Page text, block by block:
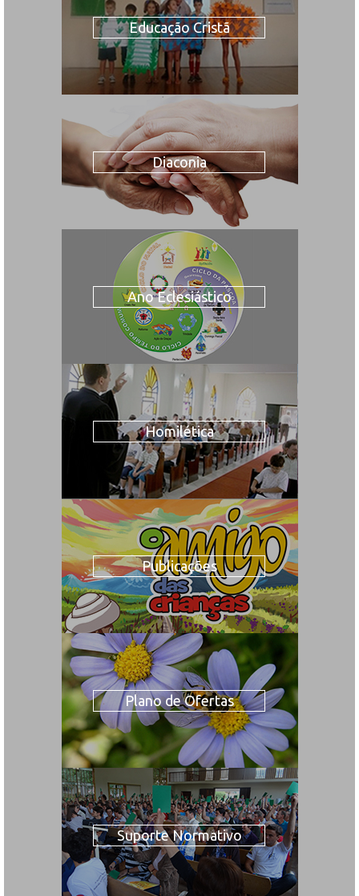
Educação Cristã
Diaconia
Ano Eclesiástico
Homilética
Publicações
Plano de Ofertas
Suporte Normativo